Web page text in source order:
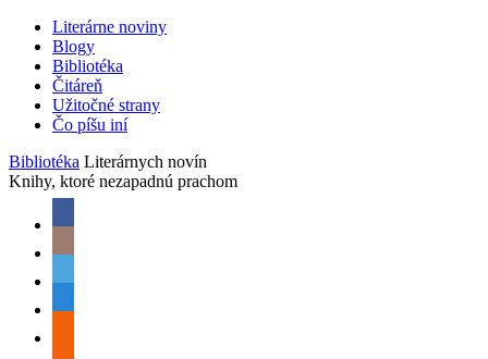
Literárne noviny
Blogy
Bibliotéka
Čitáreň
Užitočné strany
Čo píšu iní
Bibliotéka Literárnych novín
Knihy, ktoré nezapadnú prachom